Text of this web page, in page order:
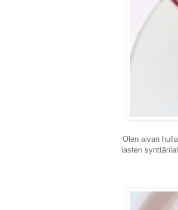
Olen aivan
lasten